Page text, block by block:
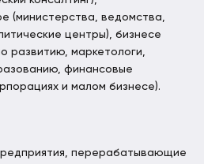
(министерства, ведомства,
центры), бизнесе
развитию, маркетологи,
финансовые
и малом бизнесе).
перерабатывающие